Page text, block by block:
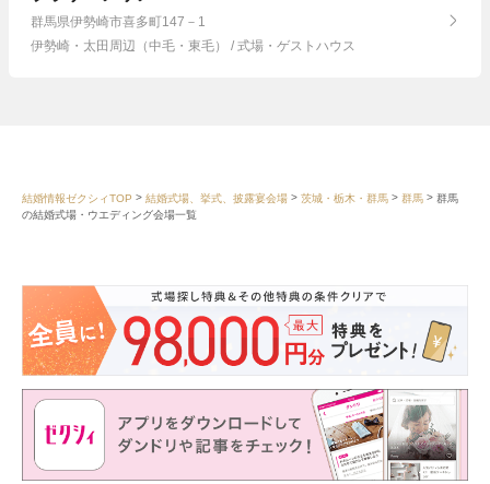
群馬県伊勢崎市喜多町147－1
伊勢崎・太田周辺（中毛・東毛） / 式場・ゲストハウス
結婚情報ゼクシィTOP 結婚式場、挙式、披露宴会場 茨城・栃木・群馬 群馬
群馬
の結婚式場・ウエディング会場一覧